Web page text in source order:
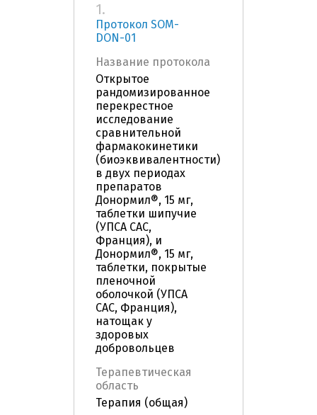
1.
Протокол SOM-
DON-01
Название протокола
Открытое
рандомизированное
перекрестное
исследование
сравнительной
фармакокинетики
(биоэквивалентности)
в двух периодах
препаратов
Донормил®, 15 мг,
таблетки шипучие
(УПСА САС,
Франция), и
Донормил®, 15 мг,
таблетки, покрытые
пленочной
оболочкой (УПСА
САС, Франция),
натощак у
здоровых
добровольцев
Терапевтическая
область
Терапия (общая)